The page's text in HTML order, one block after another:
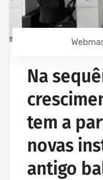
Na
tem a
novas
antigo